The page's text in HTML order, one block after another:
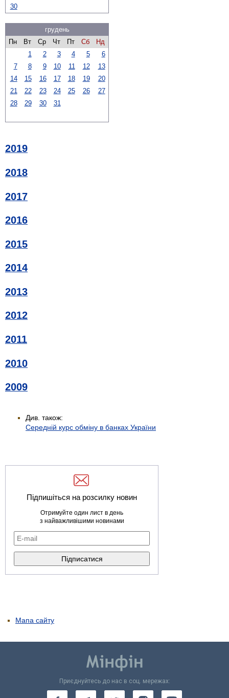
30
грудень
Пн
Вт Ср Чт Пт Сб
Нд
1
2 3 4 5
6
7
8 9 10 11 12
13
14
15 16 17 18 19
20
21
22 23 24 25 26
27
28
29 30 31
2019
2018
2017
2016
2015
2014
2013
2012
2011
2010
2009
Див. також:
Середній курс обміну в банках України
Підпишіться на розсилку новин
Отримуйте один лист в день
з найважливішими новинами
Мапа сайту
Приєднуйтесь до нас в соц. мережах: